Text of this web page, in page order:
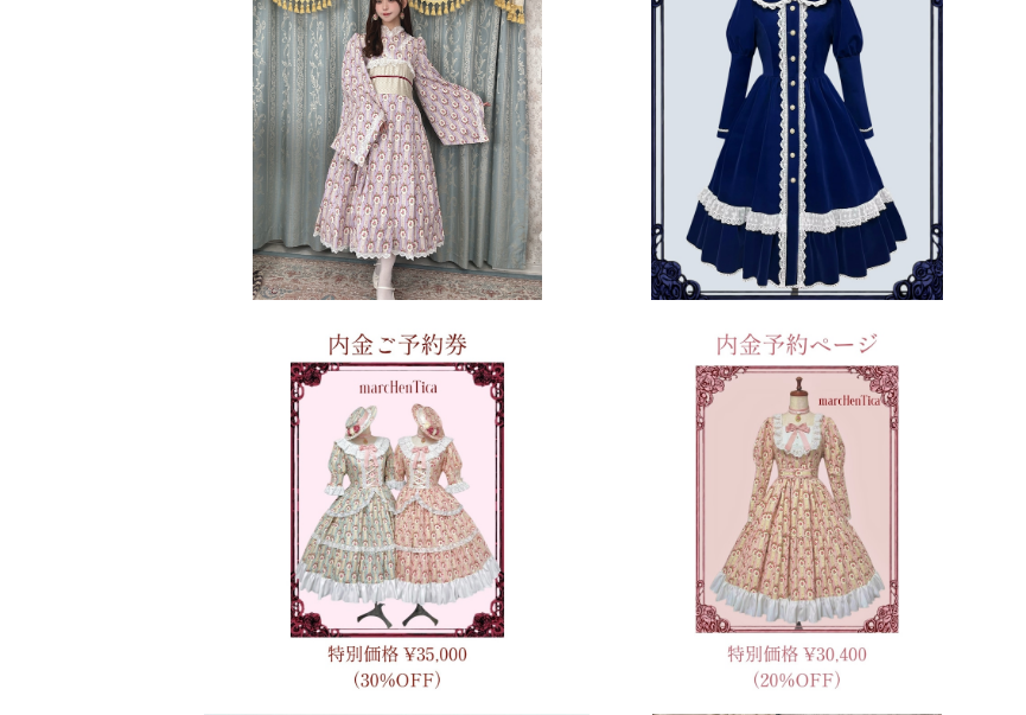
【ご予約券】薔薇の園ワンピース
¥50,000
【内金ご予約券】セントノエルコート
¥10,000
【内金ご予約券】クラシカルローズガーデ
ンワンピース
¥10,000
【内金ご予約券】ローズガーデンヨークワ
ンピース
¥10,000